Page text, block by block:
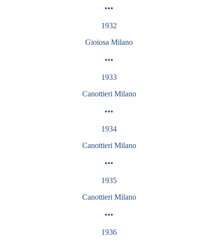
•••
1932
Gioiosa Milano
•••
1933
Canottieri Milano
•••
1934
Canottieri Milano
•••
1935
Canottieri Milano
•••
1936